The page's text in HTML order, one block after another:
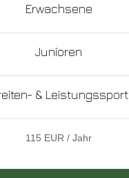
Erwachsene
Junioren
& Leistungssport
115 EUR / Jahr